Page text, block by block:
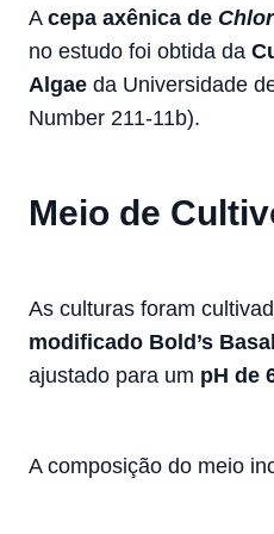
A cepa axênica de
no estudo foi obtida da
Algae da Universidade
Number 211-11b).
Meio de
As culturas foram
modificado Bold’s
ajustado para um pH de
A composição do meio